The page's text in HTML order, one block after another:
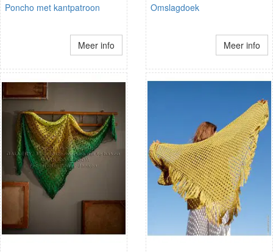
Poncho met kantpatroon
Meer info
Omslagdoek
Meer info